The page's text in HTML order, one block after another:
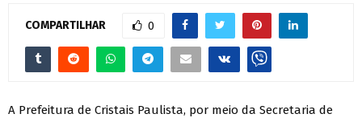
COMPARTILHAR 0
A Prefeitura de Cristais Paulista, por meio da Secretaria de